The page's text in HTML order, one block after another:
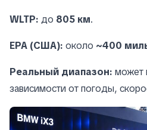
WLTP: до 805 км.
EPA (США): около ~400
Реальный диапазон: может
зависимости от погоды,